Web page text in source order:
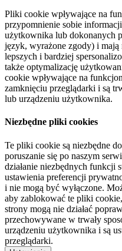
Pliki cookie wpływające na
przypomnienie sobie
użytkownika lub dokonanych
język, wyrażone zgody) i
lepszych i bardziej
także optymalizację
cookie wpływające na
zamknięciu przeglądarki i są
lub urządzeniu użytkownika.
Niezbędne pliki cookies
Te pliki cookie są niezbędne
poruszanie się po naszym
działanie niezbędnych funkcji
ustawienia preferencji
i nie mogą być wyłączone.
aby zablokować te pliki
strony mogą nie działać
przechowywane w trwały
urządzeniu użytkownika i są
przeglądarki.